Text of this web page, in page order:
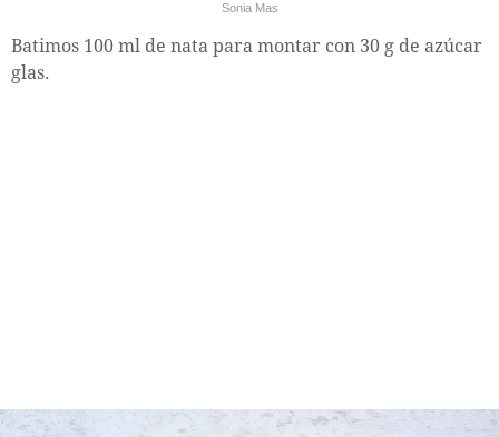
Sonia Mas
Batimos 100 ml de nata para montar con 30 g de azúcar
glas.